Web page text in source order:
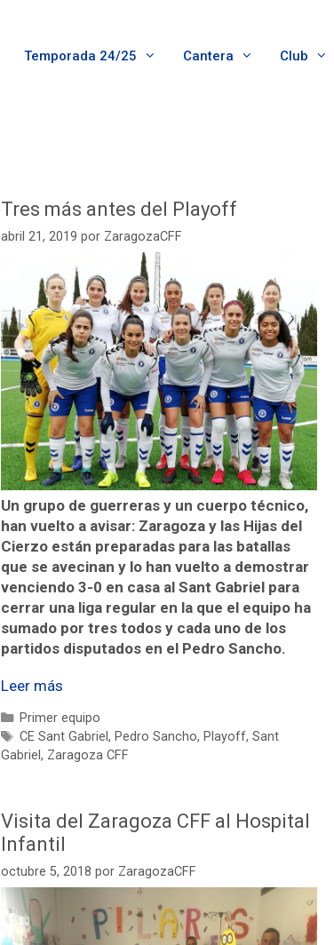
Temporada 24/25 Cantera Club
Tres más antes del Playoff
abril 21, 2019 por ZaragozaCFF
Un grupo de guerreras y un cuerpo técnico,
han vuelto a avisar: Zaragoza y las Hijas del
Cierzo están preparadas para las batallas
que se avecinan y lo han vuelto a demostrar
venciendo 3-0 en casa al Sant Gabriel para
cerrar una liga regular en la que el equipo ha
sumado por tres todos y cada uno de los
partidos disputados en el Pedro Sancho.
Leer más
Primer equipo
CE Sant Gabriel, Pedro Sancho, Playoff,Sant
Gabriel , Zaragoza CFF
Visita del Zaragoza CFF al Hospital
Infantil
octubre 5, 2018 por ZaragozaCFF